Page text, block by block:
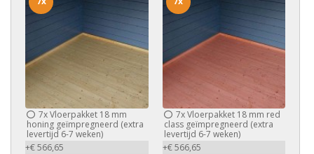
7xVloerpakket 18 mm
honing geïmpregneerd (extra
levertijd 6-7 weken)
+€ 566,65
7xVloerpakket 18 mm red
class geïmpregneerd (extra
levertijd 6-7 weken)
+€ 566,65